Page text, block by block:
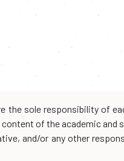
the sole responsibility of
of the academic and
and/or any other